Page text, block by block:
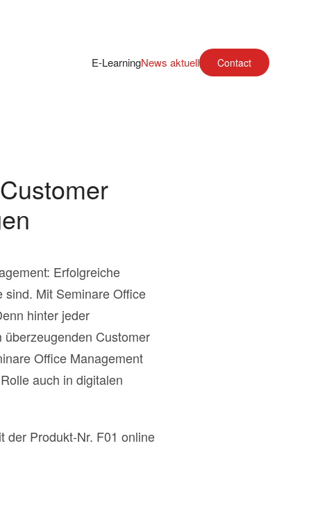
E-LearningNews aktuell Contact
Erfolgreiche
Mit Seminare Office
hinter jeder
Customer
Office Management
auch in digitalen
der Produkt-Nr. F01 online